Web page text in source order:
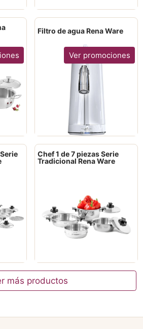
Filtro de agua Rena Ware
Ver promociones
Chef 1 de 7 piezas Serie
Tradicional Rena Ware
más productos